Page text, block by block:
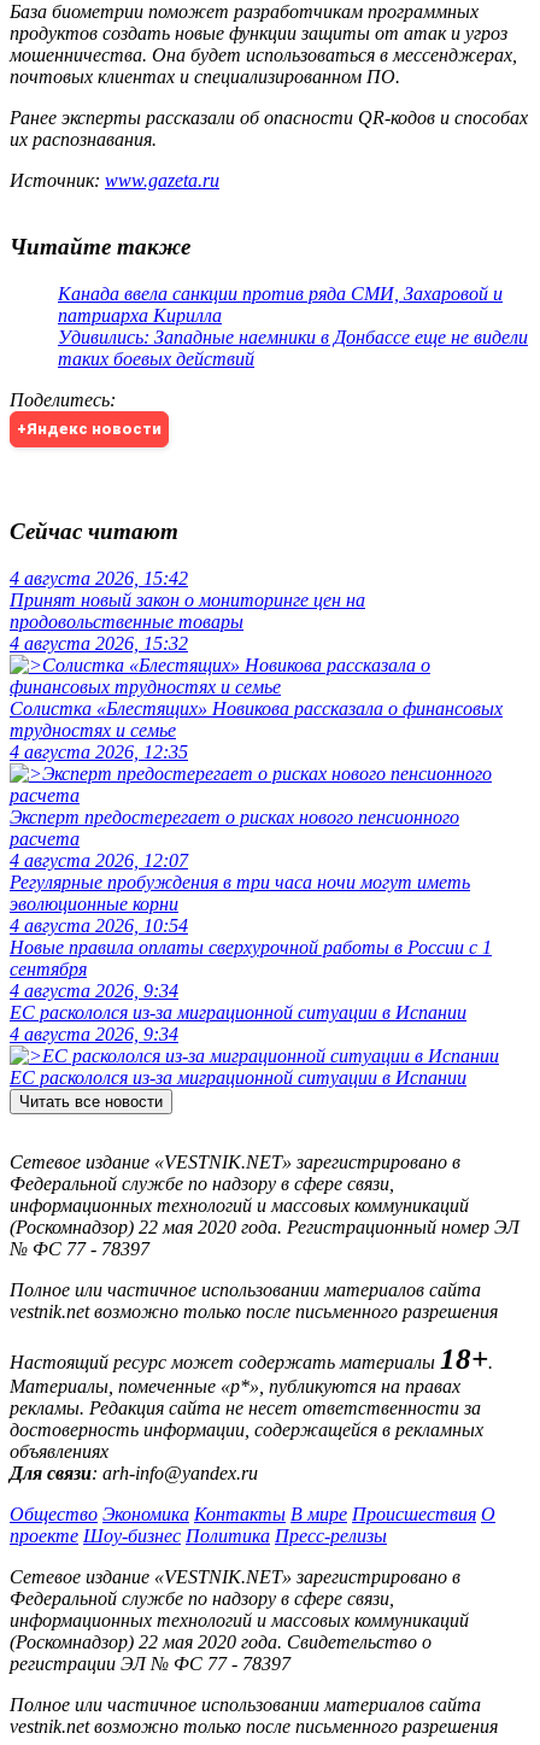
База биометрии поможет разработчикам программных
продуктов создать новые функции защиты от атак и угроз
мошенничества. Она будет использоваться в мессенджерах,
почтовых клиентах и специализированном ПО.
Ранее эксперты рассказали об опасности QR-кодов и способах
их распознавания.
Источник: www.gazeta.ru
Читайте также
Канада ввела санкции против ряда СМИ, Захаровой и
патриарха Кирилла
Удивились: Западные наемники в Донбассе еще не видели
таких боевых действий
Поделитесь:
+Яндекс новости
Сейчас читают
4 августа 2026, 15:42
Принят новый закон о мониторинге цен на
продовольственные товары
4 августа 2026, 15:32
Солистка «Блестящих» Новикова рассказала о финансовых
трудностях и семье
4 августа 2026, 12:35
Эксперт предостерегает о рисках нового пенсионного
расчета
4 августа 2026, 12:07
Регулярные пробуждения в три часа ночи могут иметь
эволюционные корни
4 августа 2026, 10:54
Новые правила оплаты сверхурочной работы в России с 1
сентября
4 августа 2026, 9:34
ЕС раскололся из-за миграционной ситуации в Испании
4 августа 2026, 9:34
ЕС раскололся из-за миграционной ситуации в Испании
Читать все новости
Сетевое издание «VESTNIK.NET» зарегистрировано в
Федеральной службе по надзору в сфере связи,
информационных технологий и массовых коммуникаций
(Роскомнадзор) 22 мая 2020 года. Регистрационный номер ЭЛ
№ ФС 77 - 78397
Полное или частичное использовании материалов сайта
vestnik.net возможно только после письменного разрешения
Настоящий ресурс может содержать материалы 18+.
Материалы, помеченные «р*», публикуются на правах
рекламы. Редакция сайта не несет ответственности за
достоверность информации, содержащейся в рекламных
объявлениях
Для связи: arh-info@yandex.ru
Общество Экономика Контакты В мире Происшествия О
проекте Шоу-бизнес Политика Пресс-релизы
Сетевое издание «VESTNIK.NET» зарегистрировано в
Федеральной службе по надзору в сфере связи,
информационных технологий и массовых коммуникаций
(Роскомнадзор) 22 мая 2020 года. Свидетельство о
регистрации ЭЛ № ФС 77 - 78397
Полное или частичное использовании материалов сайта
vestnik.net возможно только после письменного разрешения